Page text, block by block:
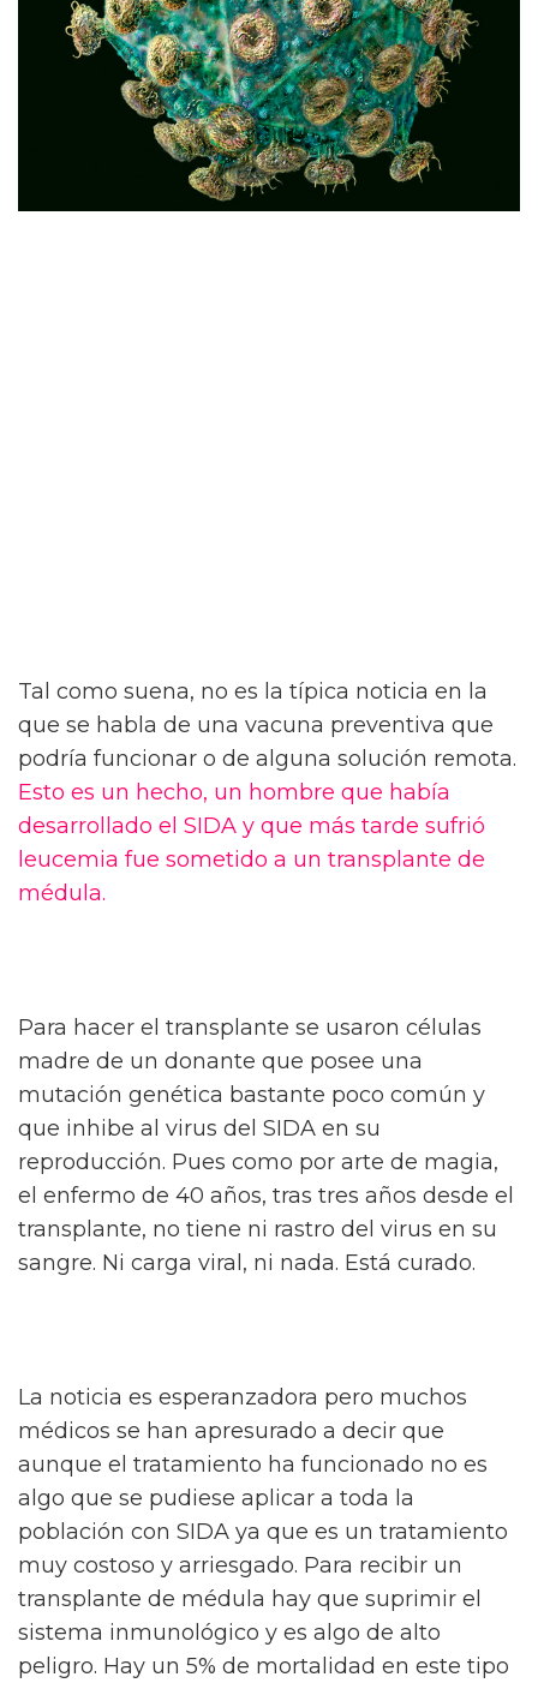
Tal como suena, no es la típica noticia en la
que se habla de una vacuna preventiva que
podría funcionar o de alguna solución remota.
Esto es un hecho, un hombre que había
desarrollado el SIDA y que más tarde sufrió
leucemia fue sometido a un transplante de
médula.
Para hacer el transplante se usaron células
madre de un donante que posee una
mutación genética bastante poco común y
que inhibe al virus del SIDA en su
reproducción. Pues como por arte de magia,
el enfermo de 40 años, tras tres años desde el
transplante, no tiene ni rastro del virus en su
sangre. Ni carga viral, ni nada. Está curado.
La noticia es esperanzadora pero muchos
médicos se han apresurado a decir que
aunque el tratamiento ha funcionado no es
algo que se pudiese aplicar a toda la
población con SIDA ya que es un tratamiento
muy costoso y arriesgado. Para recibir un
transplante de médula hay que suprimir el
sistema inmunológico y es algo de alto
peligro. Hay un 5% de mortalidad en este tipo